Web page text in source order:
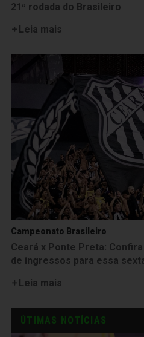
21ª rodada do Brasileiro
Leia mais
Campeonato Brasileiro
Ceará x Ponte Preta:
de ingressos para essa
Leia mais
ÚTIMAS NOTÍCIAS